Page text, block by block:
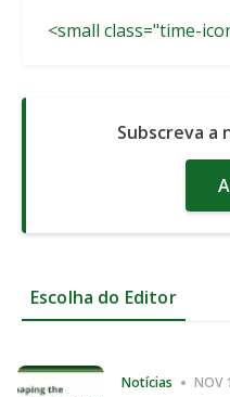
<small class="time-
Subscreva a
Escolha do Editor
Notícias NOV